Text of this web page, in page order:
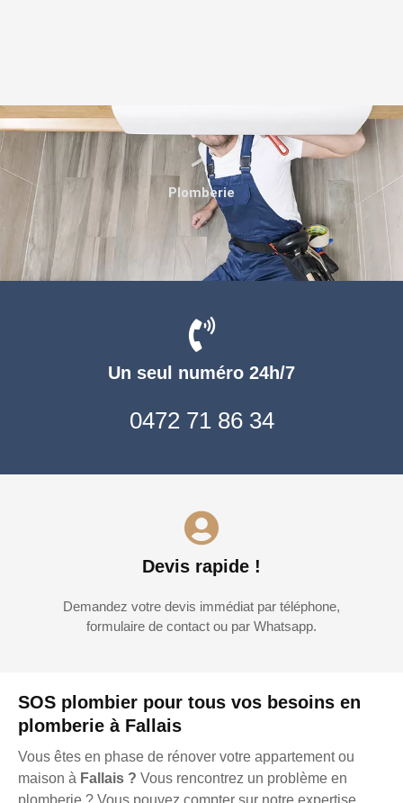
SOS plombier pour tous vos besoins en
plomberie à Fallais
Vous êtes en phase de rénover votre appartement ou
maison à Fallais ? Vous rencontrez un problème en
Un seul numéro 24h/7
0472 71 86 34
Devis rapide !
Demandez votre devis immédiat par téléphone,
formulaire de contact ou par Whatsapp.
Plomberie